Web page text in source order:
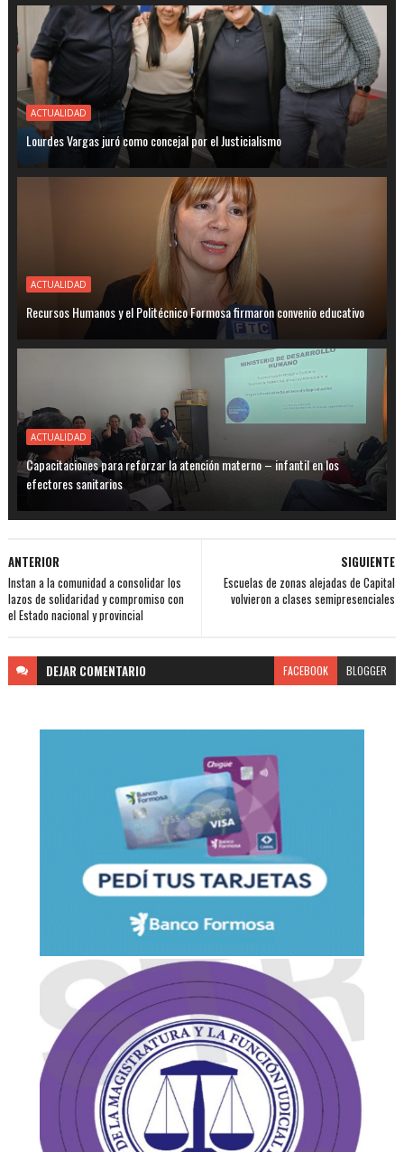
ACTUALIDAD
Lourdes Vargas juró como concejal por el Justicialismo
ACTUALIDAD
Recursos Humanos y el Politécnico Formosa firmaron convenio educativo
ACTUALIDAD
Capacitaciones para reforzar la atención materno – infantil en los
efectores sanitarios
SIGUIENTE
Escuelas de zonas alejadas de Capital
volvieron a clases semipresenciales
ANTERIOR
Instan a la comunidad a consolidar los
lazos de solidaridad y compromiso con
el Estado nacional y provincial
DEJAR COMENTARIO FACEBOOK BLOGGER